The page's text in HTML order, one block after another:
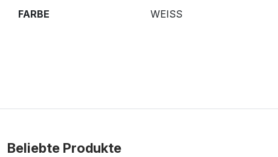
FARBE WEISS
Beliebte Produkte